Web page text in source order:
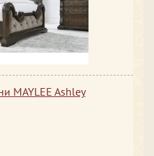
MAYLEE Ashley